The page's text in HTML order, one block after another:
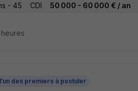
- 45 CDI 50 000 - 60 000 € / an
des premiers à postuler